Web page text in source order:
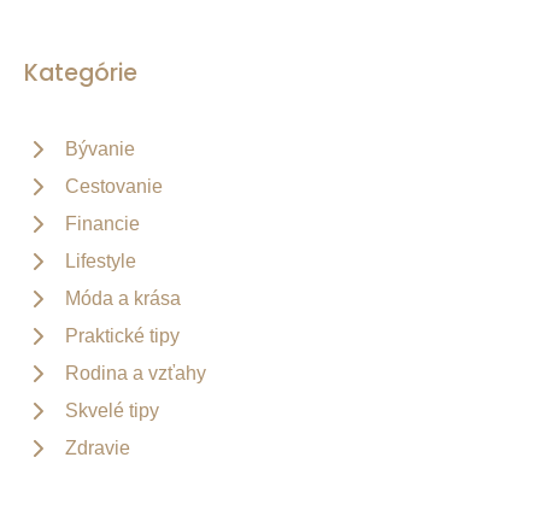
Kategórie
Bývanie
Cestovanie
Financie
Lifestyle
Móda a krása
Praktické tipy
Rodina a vzťahy
Skvelé tipy
Zdravie